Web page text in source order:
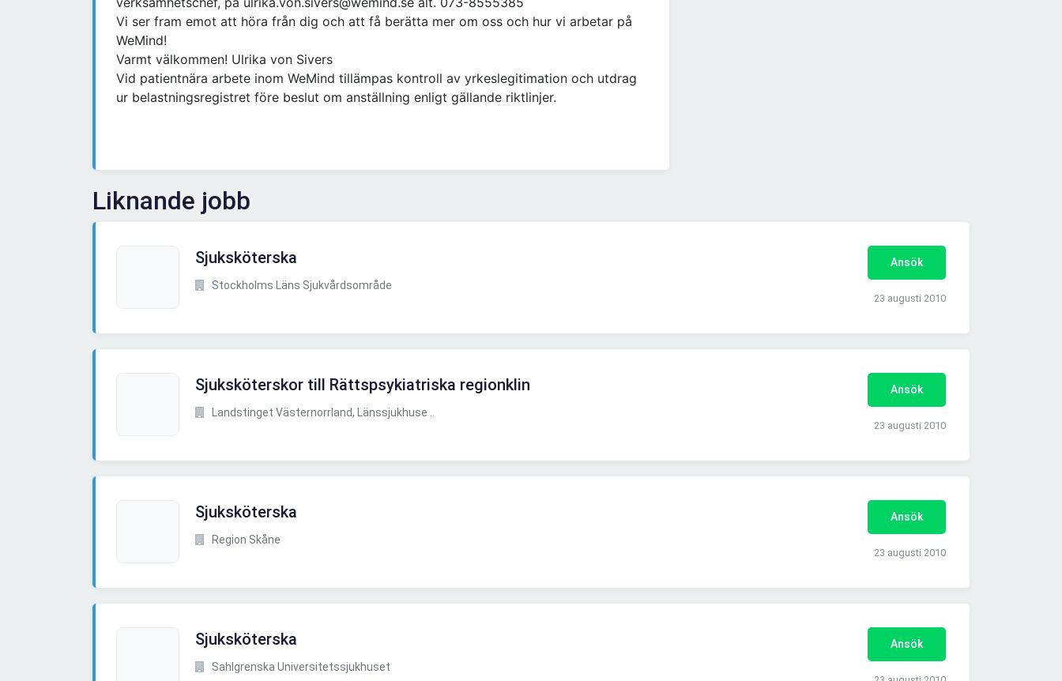
Vi ser fram emot att höra från dig och att få berätta mer om oss och hur vi arbetar på
WeMind!
Varmt välkommen! Ulrika von Sivers
Vid patientnära arbete inom WeMind tillämpas kontroll av yrkeslegitimation och utdrag
ur belastningsregistret före beslut om anställning enligt gällande riktlinjer.
Liknande jobb
Sjuksköterska
Stockholms Läns Sjukvårdsområde
Ansök
23 augusti 2010
Sjuksköterskor till Rättspsykiatriska regionklin
Landstinget Västernorrland, Länssjukhuse ..
Ansök
23 augusti 2010
Sjuksköterska
Region Skåne
Ansök
23 augusti 2010
Sjuksköterska
Sahlgrenska Universitetssjukhuset
Ansök